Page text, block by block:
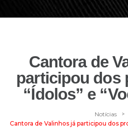
Cantora de
participou dos
“Ídolos” e
Notícias >
Cantora de Valinhos já participou dos